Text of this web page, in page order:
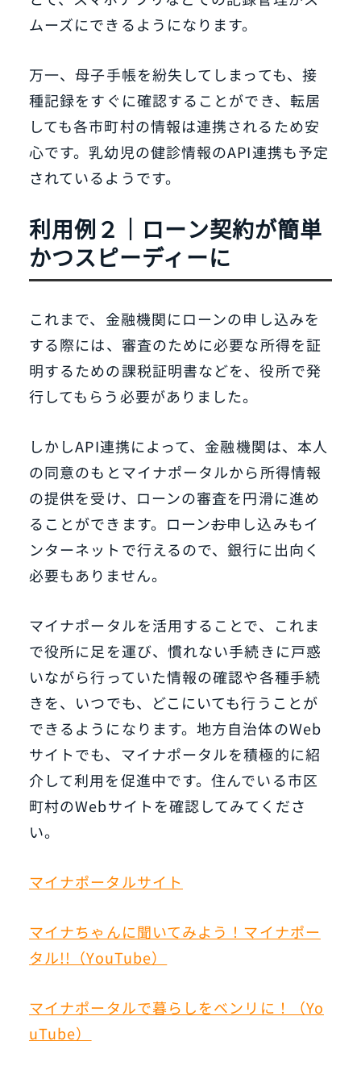
ムーズにできるようになります。
万一、母子手帳を紛失してしまっても、接
種記録をすぐに確認することができ、転居
しても各市町村の情報は連携されるため安
心です。乳幼児の健診情報のAPI連携も予定
されているようです。
利用例２｜ローン契約が簡単
かつスピーディーに
これまで、金融機関にローンの申し込みを
する際には、審査のために必要な所得を証
明するための課税証明書などを、役所で発
行してもらう必要がありました。
しかしAPI連携によって、金融機関は、本人
の同意のもとマイナポータルから所得情報
の提供を受け、ローンの審査を円滑に進め
ることができます。ローンお申し込みもイ
ンターネットで行えるので、銀行に出向く
必要もありません。
マイナポータルを活用することで、これま
で役所に足を運び、慣れない手続きに戸惑
いながら行っていた情報の確認や各種手続
きを、いつでも、どこにいても行うことが
できるようになります。地方自治体のWeb
サイトでも、マイナポータルを積極的に紹
介して利用を促進中です。住んでいる市区
町村のWebサイトを確認してみてくださ
い。
マイナポータルサイト
マイナちゃんに聞いてみよう！マイナポー
タル!!（YouTube）
マイナポータルで暮らしをベンリに！（Yo
uTube）